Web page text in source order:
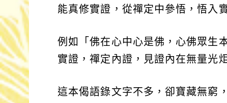
能真修實證，從禪定中參悟，悟入
例如「佛在心中心是佛，心佛眾生
實證，禪定內證，見證內在無量光
這本偈語錄文字不多，卻寶藏無窮